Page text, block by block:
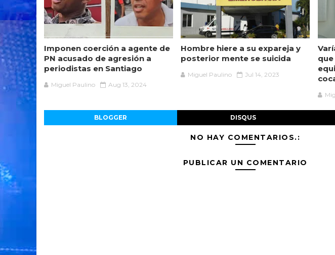
Imponen coerción a agente de
PN acusado de agresión a
periodistas en Santiago
Miguel Paulino Aug 13, 2024
Hombre hiere a su expareja y
posterior mente se suicida
Miguel Paulino Jul 14, 2023
BLOGGER DISQUS
NO HAY COMENTARIOS.:
PUBLICAR UN COMENTARIO